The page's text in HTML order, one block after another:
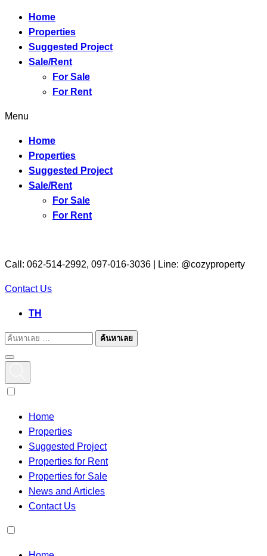
Home
Properties
Suggested Project
Sale/Rent
For Sale
For Rent
Menu
Home
Properties
Suggested Project
Sale/Rent
For Sale
For Rent
Call: 062-514-2992, 097-016-3036 | Line: @cozyproperty
Contact Us
TH
ค้นหาเลย
Home
Properties
Suggested Project
Properties for Rent
Properties for Sale
News and Articles
Contact Us